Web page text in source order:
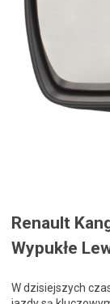
Renault
Wypukłe
W dzisiejszych